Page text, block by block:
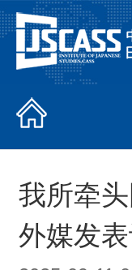
我所牵
外媒发